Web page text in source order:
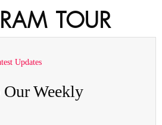
TOUR
Updates
Our Weekly